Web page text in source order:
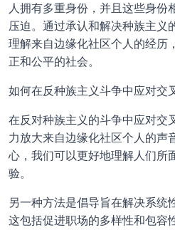
人拥有多重身份，并且这些身份
压迫。通过承认和解决种族主义
理解来自边缘化社区个人的经历
正和公平的社会。
如何在反种族主义斗争中应对交
在反对种族主义的斗争中应对交
力放大来自边缘化社区个人的声
心，我们可以更好地理解人们所
验。
另一种方法是倡导旨在解决系统
这包括促进职场的多样性和包容